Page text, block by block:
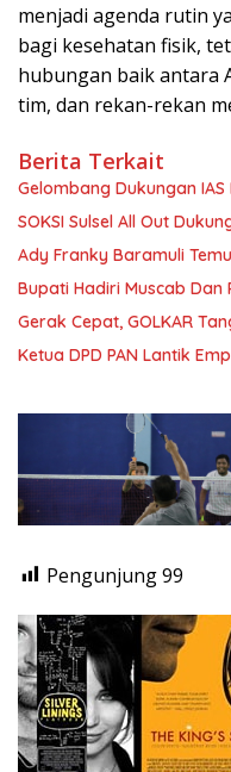
menjadi agenda rutin
bagi kesehatan fisik,
hubungan baik antara
tim, dan rekan-rekan
Berita Terkait
Gelombang Dukungan
SOKSI Sulsel All Out
Ady Franky Baramuli
Bupati Hadiri Muscab Dan
Gerak Cepat, GOLKAR
Ketua DPD PAN Lantik
Pengunjung99